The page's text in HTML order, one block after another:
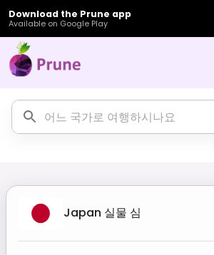
Download the Prune app
Available on Google Play
Japan 실물 심